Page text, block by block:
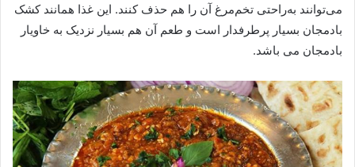
می‌توانند به‌راحتی تخم‌مرغ آن را هم حذف کنند. این غذا همانند کشک
بادمجان بسیار پرطرفدار است و طعم آن هم بسیار نزدیک به خاویار
بادمجان می باشد.